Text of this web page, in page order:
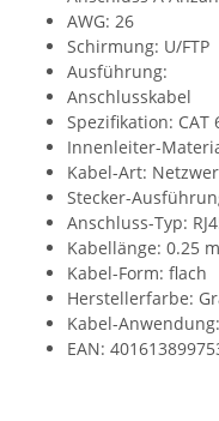
AWG: 26
Schirmung: U/FTP
Ausführung:
Anschlusskabel
Spezifikation: CAT
Innenleiter-
Kabel-Art:
Stecker-
Anschluss-Typ:
Kabellänge: 0.25 m
Kabel-Form: flach
Herstellerfarbe:
Kabel-
EAN: